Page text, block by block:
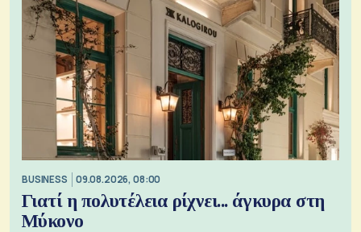
BUSINESS 09.08.2026, 08:00
Γιατί η πολυτέλεια ρίχνει... άγκυρα στη
Μύκονο